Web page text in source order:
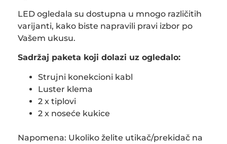
LED ogledala su dostupna u mnogo različitih
varijanti, kako biste napravili pravi izbor po
Vašem ukusu.
Sadržaj paketa koji dolazi uz ogledalo:
Strujni konekcioni kabl
Luster klema
2 x tiplovi
2 x noseće kukice
Napomena: Ukoliko želite utikač/prekidač na